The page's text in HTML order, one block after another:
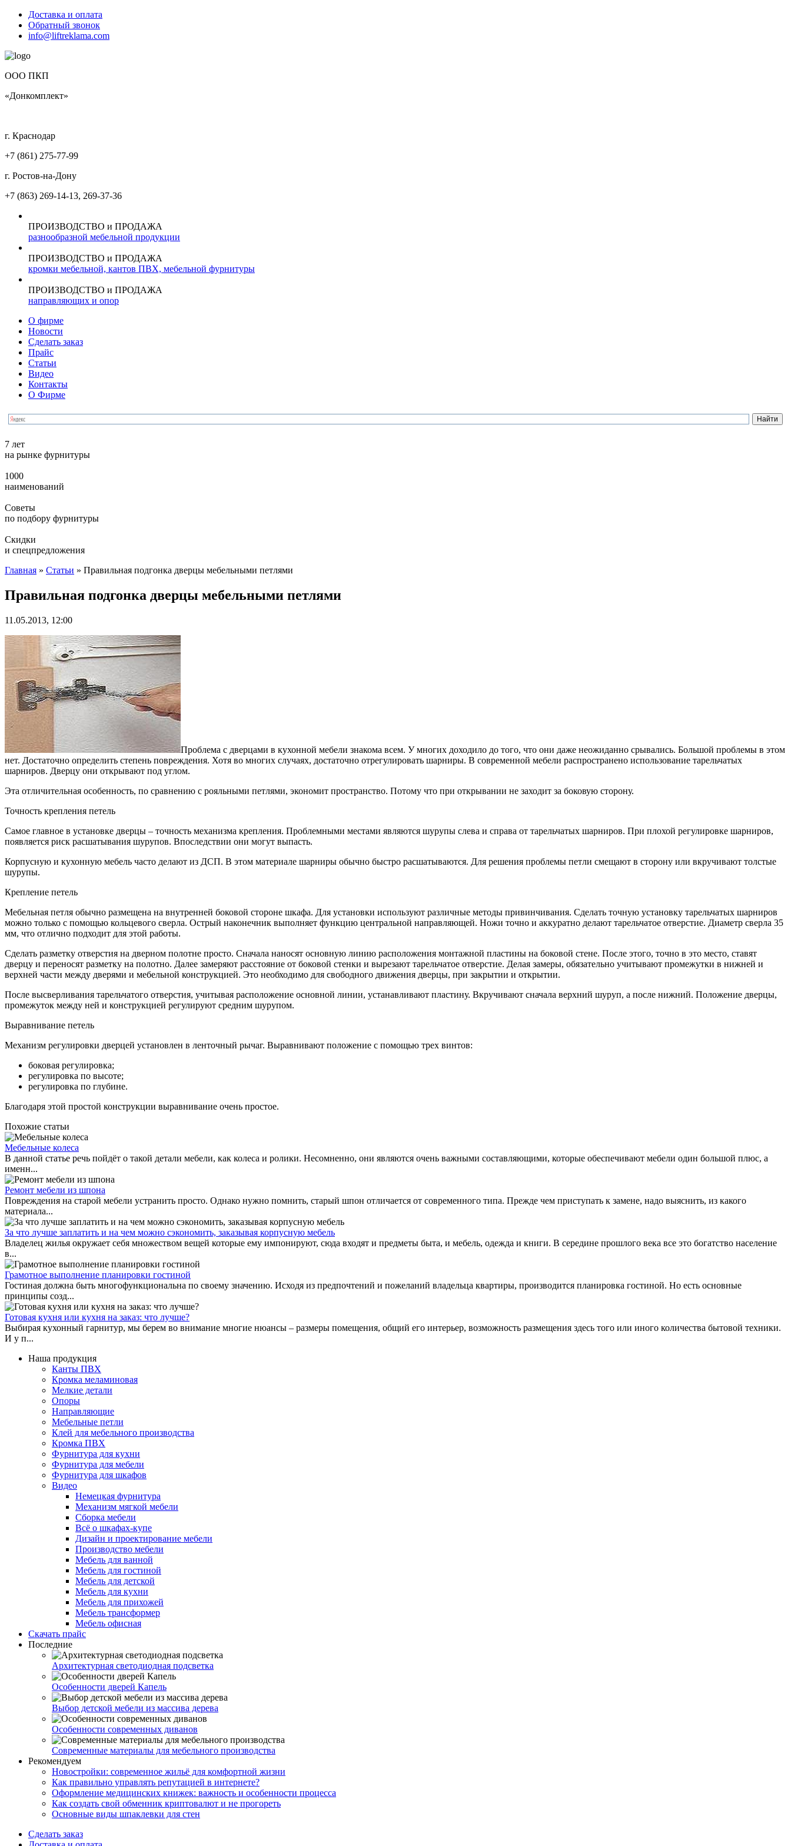
Доставка и оплата
Обратный звонок
info@liftreklama.com
ООО ПКП
«Донкомплект»
г. Краснодар
+7 (861) 275-77-99
г. Ростов-на-Дону
+7 (863) 269-14-13, 269-37-36
ПРОИЗВОДСТВО и ПРОДАЖА
разнообразной мебельной продукции
ПРОИЗВОДСТВО и ПРОДАЖА
кромки мебельной, кантов ПВХ, мебельной фурнитуры
ПРОИЗВОДСТВО и ПРОДАЖА
направляющих и опор
О фирме
Новости
Сделать заказ
Прайс
Статьи
Видео
Контакты
О Фирме
7 лет
на рынке фурнитуры
1000
наименований
Советы
по подбору фурнитуры
Скидки
и спецпредложения
Главная » Статьи » Правильная подгонка дверцы мебельными петлями
Правильная подгонка дверцы мебельными петлями
11.05.2013, 12:00
Проблема с дверцами в кухонной мебели знакома всем. У многих доходило до того, что они даже неожиданно срывались. Большой проблемы в этом
нет. Достаточно определить степень повреждения. Хотя во многих случаях, достаточно отрегулировать шарниры. В современной мебели распространено использование тарельчатых
шарниров. Дверцу они открывают под углом.
Эта отличительная особенность, по сравнению с рояльными петлями, экономит пространство. Потому что при открывании не заходит за боковую сторону.
Точность крепления петель
Самое главное в установке дверцы – точность механизма крепления. Проблемными местами являются шурупы слева и справа от тарельчатых шарниров. При плохой регулировке шарниров,
появляется риск расшатывания шурупов. Впоследствии они могут выпасть.
Корпусную и кухонную мебель часто делают из ДСП. В этом материале шарниры обычно быстро расшатываются. Для решения проблемы петли смещают в сторону или вкручивают толстые
шурупы.
Крепление петель
Мебельная петля обычно размещена на внутренней боковой стороне шкафа. Для установки используют различные методы привинчивания. Сделать точную установку тарельчатых шарниров
можно только с помощью кольцевого сверла. Острый наконечник выполняет функцию центральной направляющей. Ножи точно и аккуратно делают тарельчатое отверстие. Диаметр сверла 35
мм, что отлично подходит для этой работы.
Сделать разметку отверстия на дверном полотне просто. Сначала наносят основную линию расположения монтажной пластины на боковой стене. После этого, точно в это место, ставят
дверцу и переносят разметку на полотно. Далее замеряют расстояние от боковой стенки и вырезают тарельчатое отверстие. Делая замеры, обязательно учитывают промежутки в нижней и
верхней части между дверями и мебельной конструкцией. Это необходимо для свободного движения дверцы, при закрытии и открытии.
После высверливания тарельчатого отверстия, учитывая расположение основной линии, устанавливают пластину. Вкручивают сначала верхний шуруп, а после нижний. Положение дверцы,
промежуток между ней и конструкцией регулируют средним шурупом.
Выравнивание петель
Механизм регулировки дверцей установлен в ленточный рычаг. Выравнивают положение с помощью трех винтов:
боковая регулировка;
регулировка по высоте;
регулировка по глубине.
Благодаря этой простой конструкции выравнивание очень простое.
Похожие статьи
Мебельные колеса
В данной статье речь пойдёт о такой детали мебели, как колеса и ролики. Несомненно, они являются очень важными составляющими, которые обеспечивают мебели один большой плюс, а
именн...
Ремонт мебели из шпона
Повреждения на старой мебели устранить просто. Однако нужно помнить, старый шпон отличается от современного типа. Прежде чем приступать к замене, надо выяснить, из какого
материала...
За что лучше заплатить и на чем можно сэкономить, заказывая корпусную мебель
Владелец жилья окружает себя множеством вещей которые ему импонируют, сюда входят и предметы быта, и мебель, одежда и книги. В середине прошлого века все это богатство население
в...
Грамотное выполнение планировки гостиной
Гостиная должна быть многофункциональна по своему значению. Исходя из предпочтений и пожеланий владельца квартиры, производится планировка гостиной. Но есть основные
принципы созд...
Готовая кухня или кухня на заказ: что лучше?
Выбирая кухонный гарнитур, мы берем во внимание многие нюансы – размеры помещения, общий его интерьер, возможность размещения здесь того или иного количества бытовой техники.
И у п...
Наша продукция
Канты ПВХ
Кромка меламиновая
Мелкие детали
Опоры
Направляющие
Мебельные петли
Клей для мебельного производства
Кромка ПВХ
Фурнитура для кухни
Фурнитура для мебели
Фурнитура для шкафов
Видео
Немецкая фурнитура
Механизм мягкой мебели
Сборка мебели
Всё о шкафах-купе
Дизайн и проектирование мебели
Производство мебели
Мебель для ванной
Мебель для гостиной
Мебель для детской
Мебель для кухни
Мебель для прихожей
Мебель трансформер
Мебель офисная
Скачать прайс
Последние
Архитектурная светодиодная подсветка
Особенности дверей Капель
Выбор детской мебели из массива дерева
Особенности современных диванов
Современные материалы для мебельного производства
Рекомендуем
Новостройки: современное жильё для комфортной жизни
Как правильно управлять репутацией в интернете?
Оформление медицинских книжек: важность и особенности процесса
Как создать свой обменник криптовалют и не прогореть
Основные виды шпаклевки для стен
Сделать заказ